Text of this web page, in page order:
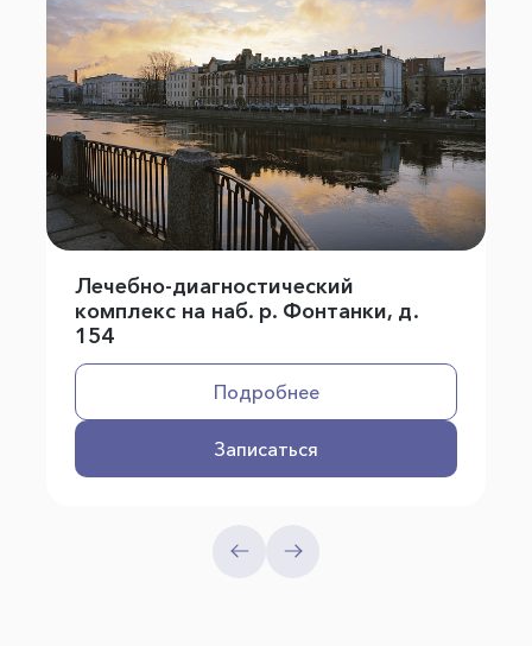
Лечебно-диагностический
комплекс на наб. р. Фонтанки, д.
154
Подробнее
Записаться